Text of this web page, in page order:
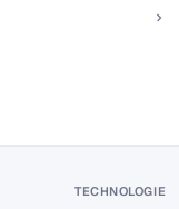
TECHNOLOGIE